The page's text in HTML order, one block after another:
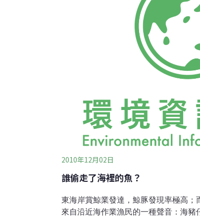
2010年12月02日
誰偷走了海裡的魚？
東海岸賞鯨業發達，鯨豚發現率極高；
來自沿近海作業漁民的一種聲音：海